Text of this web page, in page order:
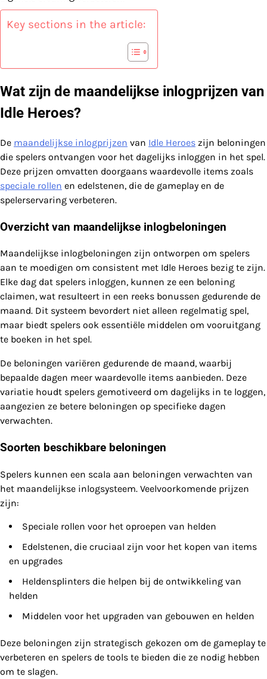
Key sections in the article:
Wat zijn de maandelijkse inlogprijzen van
Idle Heroes?
De maandelijkse inlogprijzen van Idle Heroes zijn beloningen
die spelers ontvangen voor het dagelijks inloggen in het spel.
Deze prijzen omvatten doorgaans waardevolle items zoals
speciale rollen en edelstenen, die de gameplay en de
spelerservaring verbeteren.
Overzicht van maandelijkse inlogbeloningen
Maandelijkse inlogbeloningen zijn ontworpen om spelers
aan te moedigen om consistent met Idle Heroes bezig te zijn.
Elke dag dat spelers inloggen, kunnen ze een beloning
claimen, wat resulteert in een reeks bonussen gedurende de
maand. Dit systeem bevordert niet alleen regelmatig spel,
maar biedt spelers ook essentiële middelen om vooruitgang
te boeken in het spel.
De beloningen variëren gedurende de maand, waarbij
bepaalde dagen meer waardevolle items aanbieden. Deze
variatie houdt spelers gemotiveerd om dagelijks in te loggen,
aangezien ze betere beloningen op specifieke dagen
verwachten.
Soorten beschikbare beloningen
Spelers kunnen een scala aan beloningen verwachten van
het maandelijkse inlogsysteem. Veelvoorkomende prijzen
zijn:
Speciale rollen voor het oproepen van helden
Edelstenen, die cruciaal zijn voor het kopen van items
en upgrades
Heldensplinters die helpen bij de ontwikkeling van
helden
Middelen voor het upgraden van gebouwen en helden
Deze beloningen zijn strategisch gekozen om de gameplay te
verbeteren en spelers de tools te bieden die ze nodig hebben
om te slagen.